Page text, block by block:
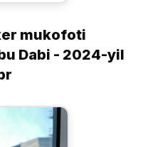
mukofoti
Dabi - 2024-yil